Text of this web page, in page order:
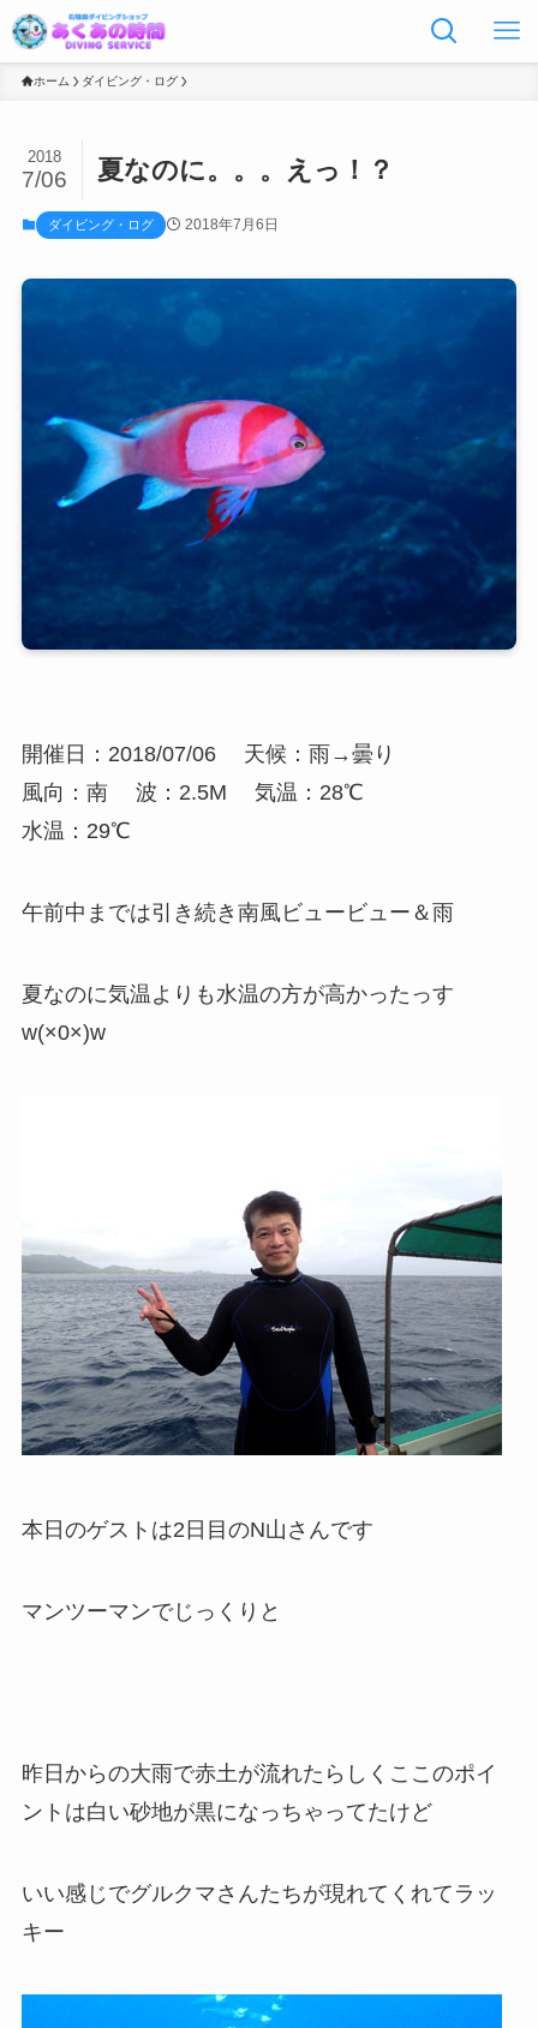
ホーム ダイビング・ログ
夏なのに。。。えっ！？
2018
7/06
ダイビング・ログ 2018年7月6日
開催日：2018/07/06
天候：雨→曇り
風向：南
波：2.5M
気温：28℃
水温：29℃
午前中までは引き続き南風ビュービュー＆雨
夏なのに気温よりも水温の方が高かったっす
w(×0×)w
本日のゲストは2日目のN山さんです
マンツーマンでじっくりと
昨日からの大雨で赤土が流れたらしくここのポイ
ントは白い砂地が黒になっちゃってたけど
いい感じでグルクマさんたちが現れてくれてラッ
キー